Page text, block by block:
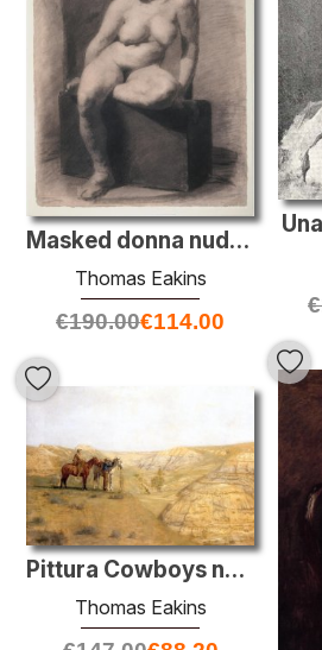
€
Masked donna nuda, seduta
Thomas Eakins
€190.00€114.00
Pittura Cowboys nelle Bad Lands
Thomas Eakins